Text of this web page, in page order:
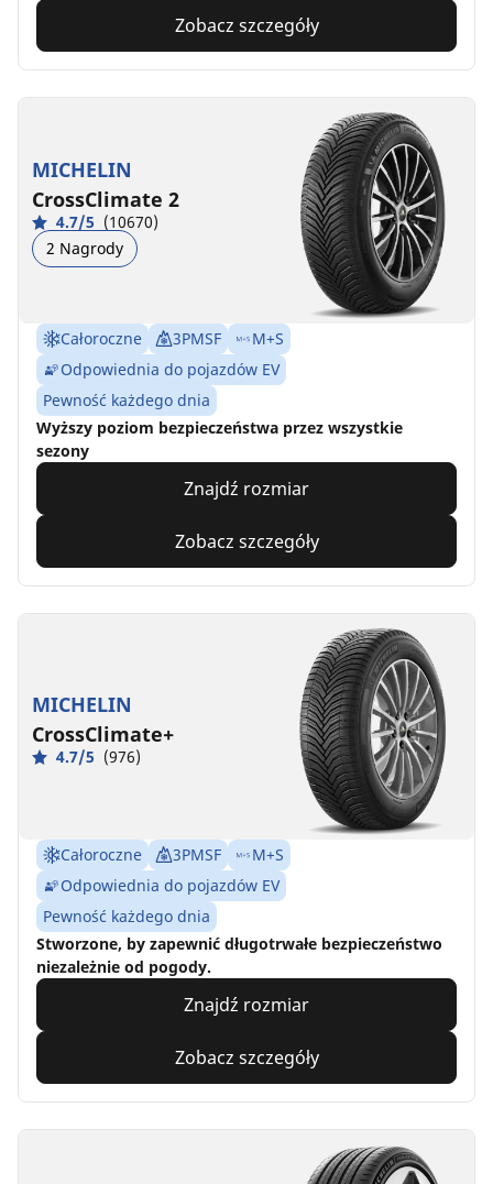
Zobacz szczegóły
MICHELIN
CrossClimate 2
4.7/5 (10670)
2 Nagrody
Całoroczne 3PMSF
M+S
Odpowiednia do pojazdów EV
Pewność każdego dnia
Wyższy poziom bezpieczeństwa przez wszystkie
sezony
Znajdź rozmiar
Zobacz szczegóły
MICHELIN
CrossClimate+
4.7/5 (976)
Całoroczne 3PMSF
M+S
Odpowiednia do pojazdów EV
Pewność każdego dnia
Stworzone, by zapewnić długotrwałe bezpieczeństwo
niezależnie od pogody.
Znajdź rozmiar
Zobacz szczegóły